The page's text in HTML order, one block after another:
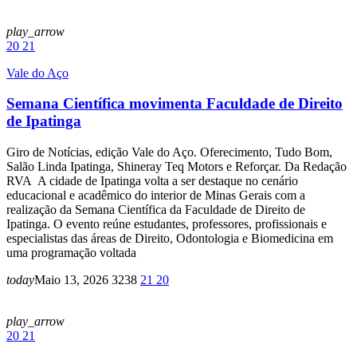
play_arrow
20 21
Vale do Aço
Semana Científica movimenta Faculdade de Direito
de Ipatinga
Giro de Notícias, edição Vale do Aço. Oferecimento, Tudo Bom,
Salão Linda Ipatinga, Shineray Teq Motors e Reforçar. Da Redação
RVA A cidade de Ipatinga volta a ser destaque no cenário
educacional e acadêmico do interior de Minas Gerais com a
realização da Semana Científica da Faculdade de Direito de
Ipatinga. O evento reúne estudantes, professores, profissionais e
especialistas das áreas de Direito, Odontologia e Biomedicina em
uma programação voltada
todayMaio 13, 2026 3238 21 20
play_arrow
20 21